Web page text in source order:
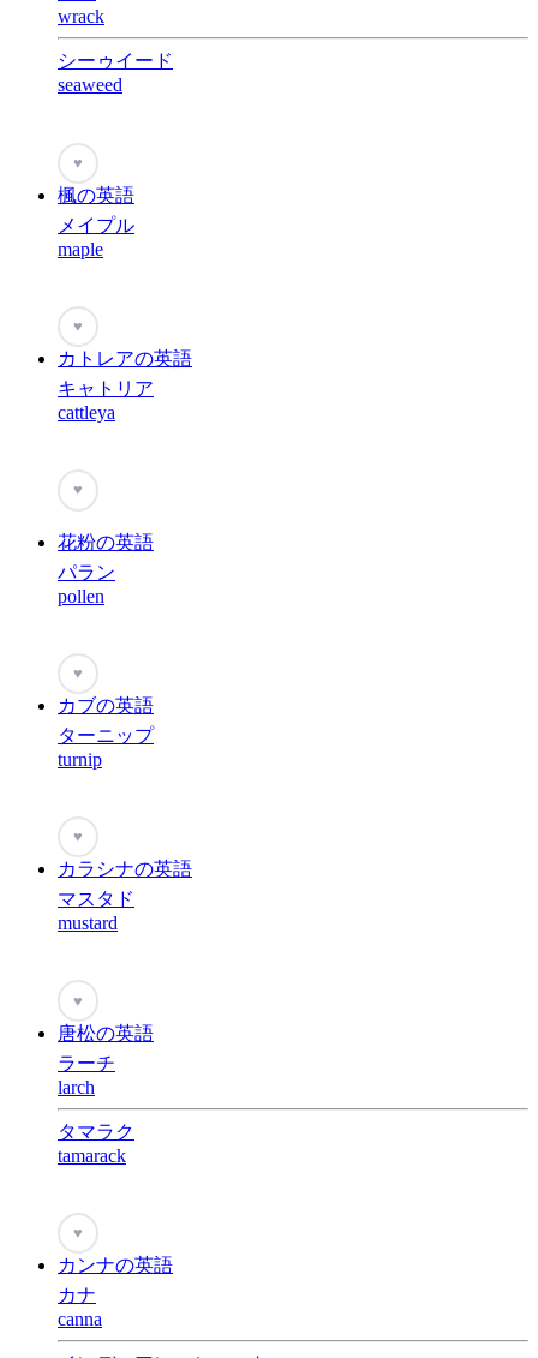
wrack
シーゥイード
seaweed
♥
楓の英語
メイプル
maple
♥
カトレアの英語
キャトリア
cattleya
♥
花粉の英語
パラン
pollen
♥
カブの英語
ターニップ
turnip
♥
カラシナの英語
マスタド
mustard
♥
唐松の英語
ラーチ
larch
タマラク
tamarack
♥
カンナの英語
カナ
canna